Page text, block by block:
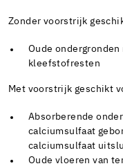
Zonder voorstrijk
Oude
kleefstofresten
Met voorstrijk geschikt
Absorberende
calciumsulfaat
calciumsulfaat
Oude vloeren van